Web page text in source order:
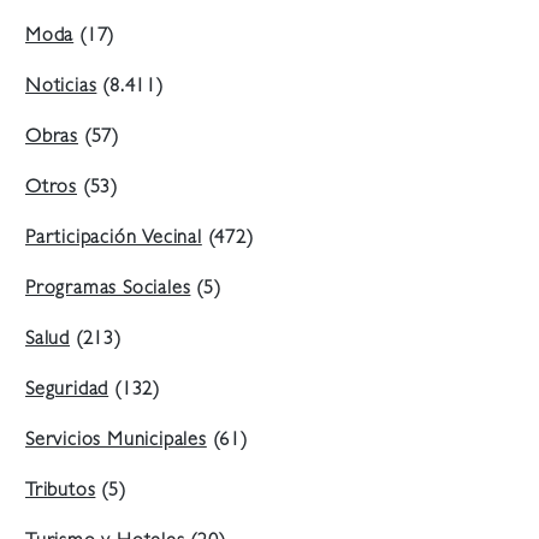
Moda(17)
Noticias(8.411)
Obras (57)
Otros (53)
Participación Vecinal(472)
Programas Sociales(5)
Salud (213)
Seguridad(132)
Servicios Municipales(61)
Tributos(5)